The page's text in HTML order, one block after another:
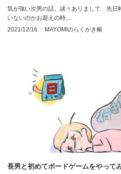
気が強い次男の話。諸々ありまして、先日
いないのかお迎えの時…
2021/12/16
MAYOMIのらくがき帳
長男と初めてボードゲームをやって